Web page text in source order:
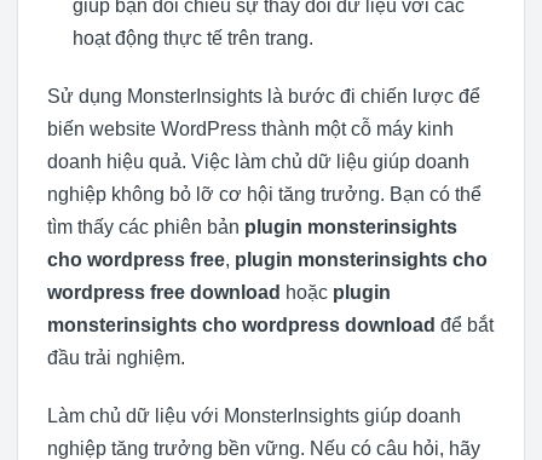
giúp bạn đối chiếu sự thay đổi dữ liệu với các
hoạt động thực tế trên trang.
Sử dụng MonsterInsights là bước đi chiến lược để
biến website WordPress thành một cỗ máy kinh
doanh hiệu quả. Việc làm chủ dữ liệu giúp doanh
nghiệp không bỏ lỡ cơ hội tăng trưởng. Bạn có thể
tìm thấy các phiên bản plugin monsterinsights
cho wordpress free, plugin monsterinsights cho
wordpress free download hoặc plugin
monsterinsights cho wordpress download để bắt
đầu trải nghiệm.
Làm chủ dữ liệu với MonsterInsights giúp doanh
nghiệp tăng trưởng bền vững. Nếu có câu hỏi, hãy